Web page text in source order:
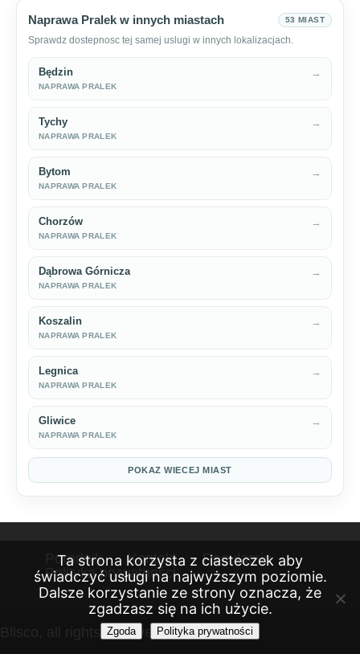
Naprawa Pralek w innych miastach 53 MIAST
Sprawdz dostepnosc tej samej uslugi w innych lokalizacjach.
Będzin
NAPRAWA PRALEK
→
Tychy
NAPRAWA PRALEK
→
Bytom
NAPRAWA PRALEK
→
Chorzów
NAPRAWA PRALEK
→
Dąbrowa Górnicza
NAPRAWA PRALEK
→
Koszalin
NAPRAWA PRALEK
→
Legnica
NAPRAWA PRALEK
→
Gliwice
NAPRAWA PRALEK
→
POKAZ WIECEJ MIAST
Poradnik Kontakt
Regulamin
Polityka prywatności
Blisco, all rights reserved 2026
Ta strona korzysta z ciasteczek aby
świadczyć usługi na najwyższym poziomie.
Dalsze korzystanie ze strony oznacza, że
zgadzasz się na ich użycie.
Zgoda Polityka prywatności